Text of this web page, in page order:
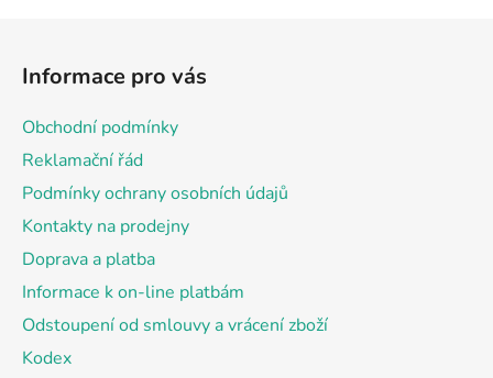
Informace pro vás
Obchodní podmínky
Reklamační řád
Podmínky ochrany osobních údajů
Kontakty na prodejny
Doprava a platba
Informace k on-line platbám
Odstoupení od smlouvy a vrácení zboží
Kodex